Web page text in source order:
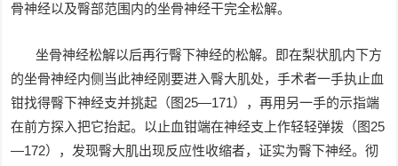
骨神经以及臀部范围内的坐骨神经干完全松解。
坐骨神经松解以后再行臀下神经的松解。即在梨状肌内下方
的坐骨神经内侧当此神经刚要进入臀大肌处，手术者一手执止血
钳找得臀下神经支并挑起（图25—171），再用另一手的示指端
在前方探入把它抬起。以止血钳端在神经支上作轻轻弹拨（图25
—172），发现臀大肌出现反应性收缩者，证实为臀下神经。彻